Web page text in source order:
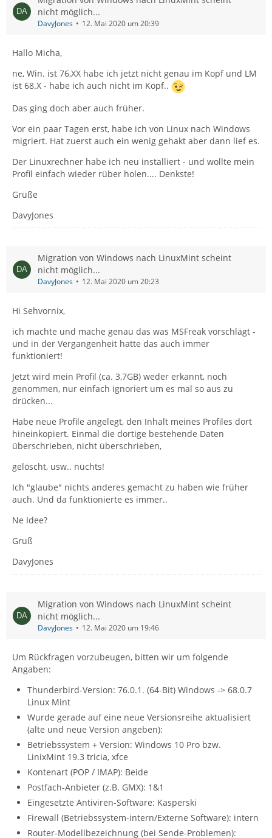
nicht möglich...
DavyJones 12. Mai 2020 um 20:39
Hallo Micha,
ne, Win. ist 76,XX habe ich jetzt nicht genau im Kopf und LM
ist 68.X - habe ich auch nicht im Kopf..
Das ging doch aber auch früher.
Vor ein paar Tagen erst, habe ich von Linux nach Windows
migriert. Hat zuerst auch ein wenig gehakt aber dann lief es.
Der Linuxrechner habe ich neu installiert - und wollte mein
Profil einfach wieder rüber holen.... Denkste!
Grüße
DavyJones
Migration von Windows nach LinuxMint scheint
nicht möglich...
DavyJones 12. Mai 2020 um 20:23
Hi Sehvornix,
ich machte und mache genau das was MSFreak vorschlägt -
und in der Vergangenheit hatte das auch immer
funktioniert!
Jetzt wird mein Profil (ca. 3,7GB) weder erkannt, noch
genommen, nur einfach ignoriert um es mal so aus zu
drücken...
Habe neue Profile angelegt, den Inhalt meines Profiles dort
hineinkopiert. Einmal die dortige bestehende Daten
überschrieben, nicht überschrieben,
gelöscht, usw.. nüchts!
Ich "glaube" nichts anderes gemacht zu haben wie früher
auch. Und da funktionierte es immer..
Ne Idee?
Gruß
DavyJones
Migration von Windows nach LinuxMint scheint
nicht möglich...
DavyJones 12. Mai 2020 um 19:46
Um Rückfragen vorzubeugen, bitten wir um folgende
Angaben:
Thunderbird-Version: 76.0.1. (64-Bit) Windows -> 68.0.7
Linux Mint
Wurde gerade auf eine neue Versionsreihe aktualisiert
(alte und neue Version angeben):
Betriebssystem + Version: Windows 10 Pro bzw.
LinixMint 19.3 tricia, xfce
Kontenart (POP / IMAP): Beide
Postfach-Anbieter (z.B. GMX): 1&1
Eingesetzte Antiviren-Software: Kasperski
Firewall (Betriebssystem-intern/Externe Software): intern
Router-Modellbezeichnung (bei Sende-Problemen):